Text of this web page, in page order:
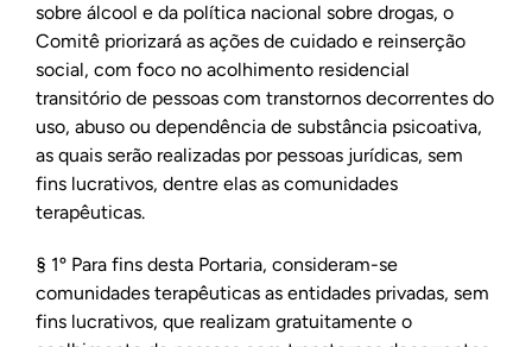
sobre álcool e da política nacional sobre drogas, o
Comitê priorizará as ações de cuidado e reinserção
social, com foco no acolhimento residencial
transitório de pessoas com transtornos decorrentes do
uso, abuso ou dependência de substância psicoativa,
as quais serão realizadas por pessoas jurídicas, sem
fins lucrativos, dentre elas as comunidades
terapêuticas.
§ 1º Para fins desta Portaria, consideram-se
comunidades terapêuticas as entidades privadas, sem
fins lucrativos, que realizam gratuitamente o